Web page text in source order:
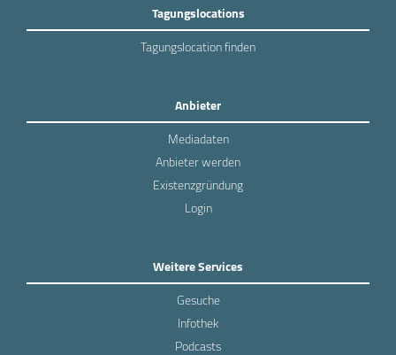
Tagungslocations
Tagungslocation finden
Anbieter
Mediadaten
Anbieter werden
Existenzgründung
Login
Weitere Services
Gesuche
Infothek
Podcasts